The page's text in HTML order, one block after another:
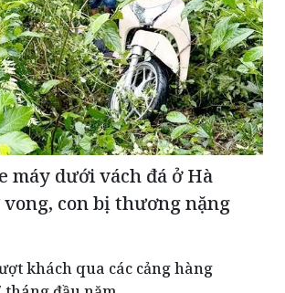
máy dưới vách đá ở Hà
con bị thương nặng
khách qua các cảng hàng